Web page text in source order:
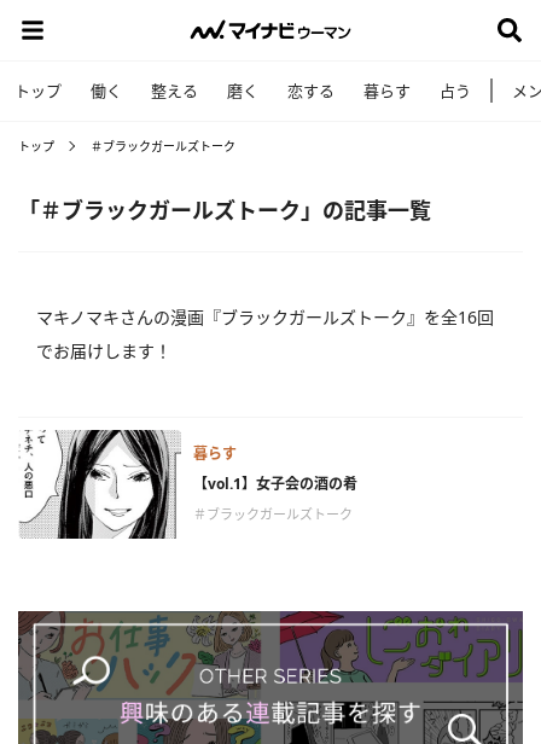
トップ 働く 整える 磨く 恋する 暮らす 占う メ
トップ ＃ブラックガールズトーク
「＃ブラックガールズトーク」の記事一覧
マキノマキさんの漫画『ブラックガールズトーク』を全16回
でお届けします！
暮らす
【vol.1】女子会の酒の肴
＃ブラックガールズトーク